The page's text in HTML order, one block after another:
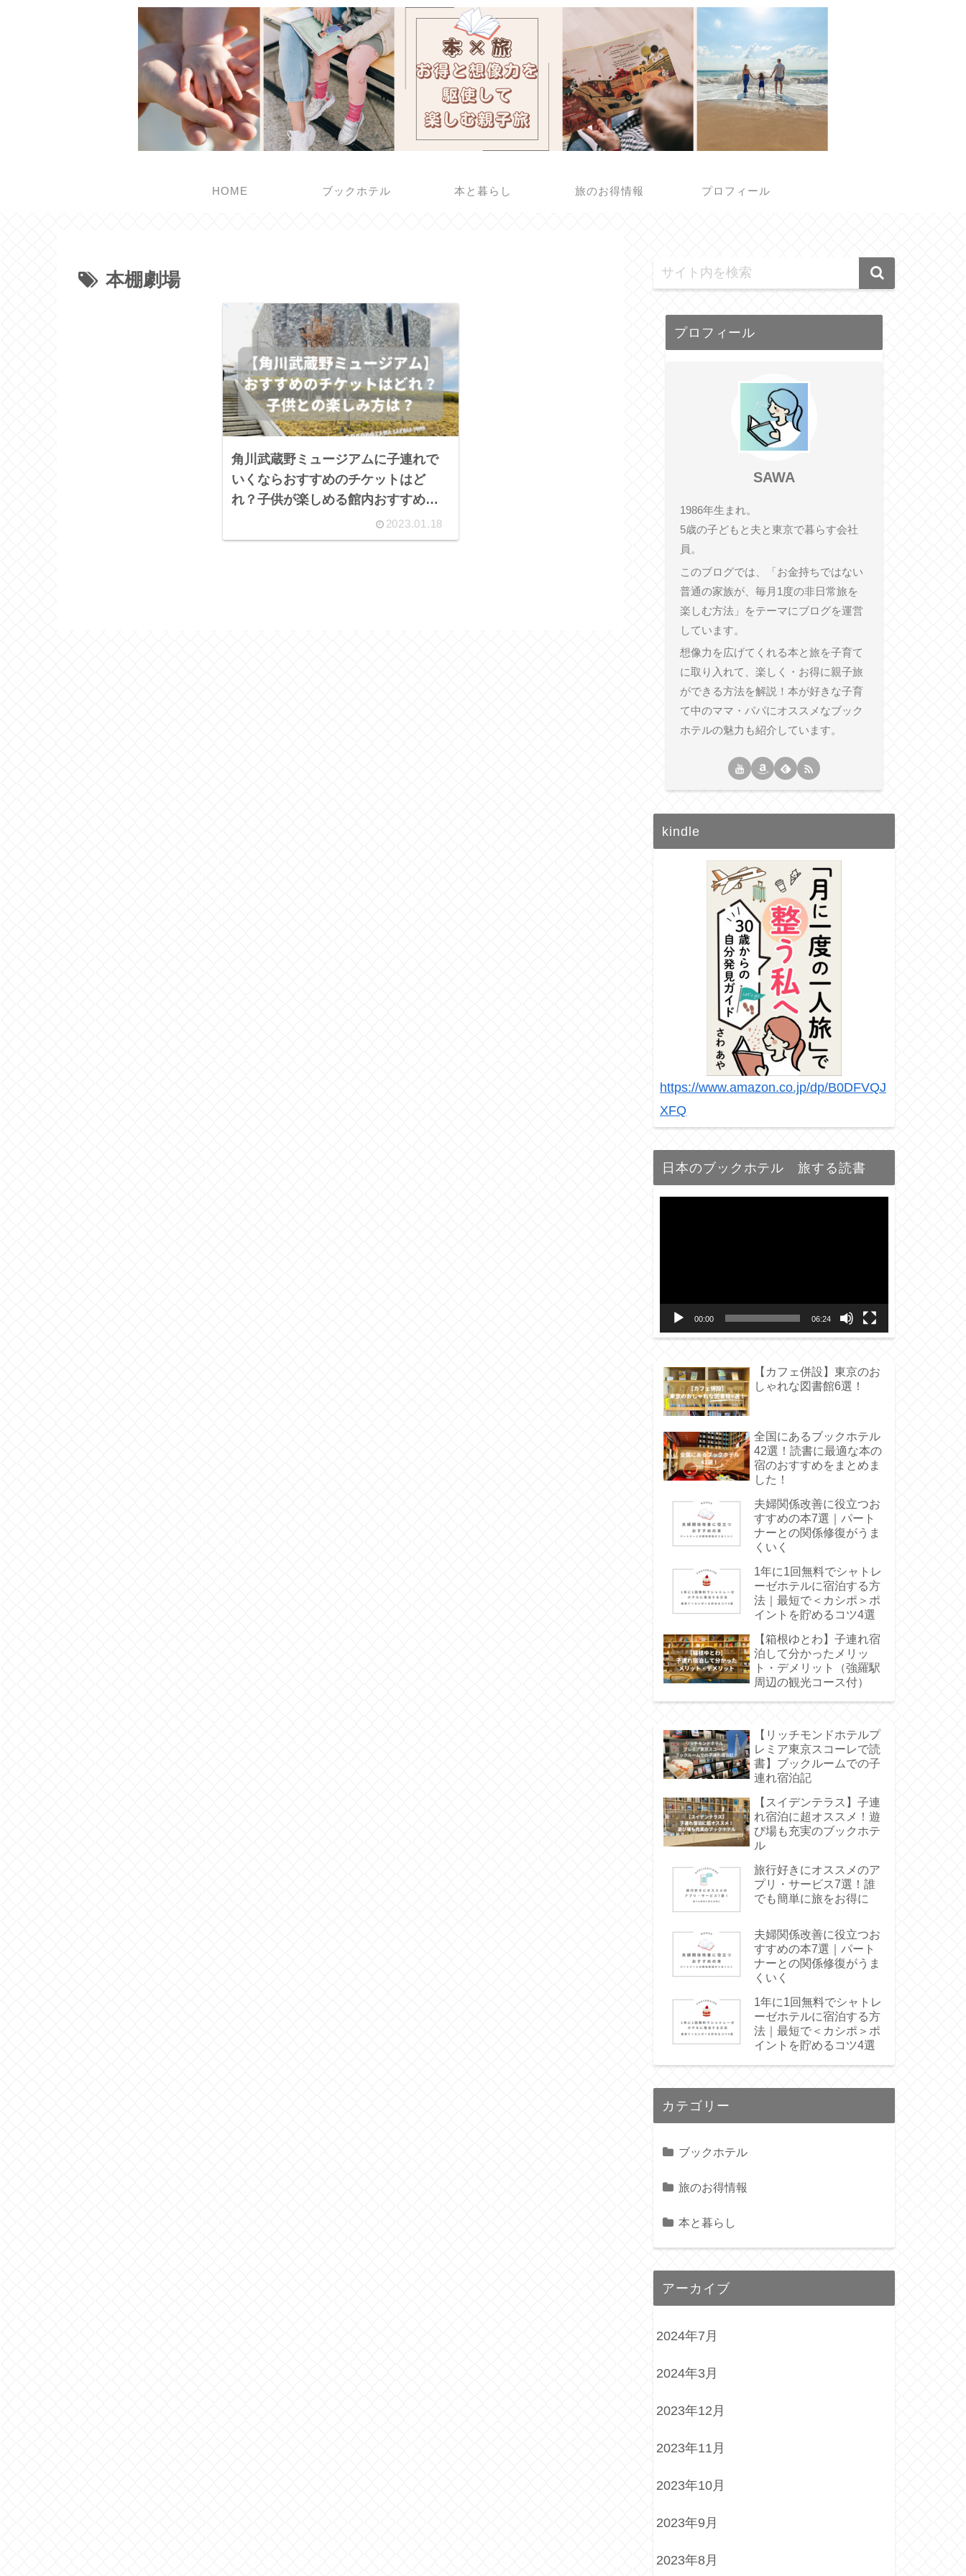
HOME ブックホテル 本と暮らし 旅のお得情報 プロフィール
本棚劇場
角川武蔵野ミュージアムに子連れで
いくならおすすめのチケットはど
れ？子供が楽しめる館内おすすめ探
2023.01.18
プロフィール
SAWA
1986年生まれ。
5歳の子どもと夫と東京で暮らす会社
員。
このブログでは、「お金持ちではない
普通の家族が、毎月1度の非日常旅を
楽しむ方法」をテーマにブログを運営
しています。
想像力を広げてくれる本と旅を子育て
に取り入れて、楽しく・お得に親子旅
ができる方法を解説！本が好きな子育
て中のママ・パパにオススメなブック
ホテルの魅力も紹介しています。
kindle
https://www.amazon.co.jp/dp/B0DFVQJ
XFQ
日本のブックホテル 旅する読書
00:00 06:24
【カフェ併設】東京のお
しゃれな図書館6選！
全国にあるブックホテル
42選！読書に最適な本の
宿のおすすめをまとめま
した！
夫婦関係改善に役立つお
すすめの本7選｜パート
ナーとの関係修復がうま
くいく
1年に1回無料でシャトレ
ーゼホテルに宿泊する方
法｜最短で＜カシポ＞ポ
イントを貯めるコツ4選
【箱根ゆとわ】子連れ宿
泊して分かったメリッ
ト・デメリット（強羅駅
周辺の観光コース付）
【リッチモンドホテルプ
レミア東京スコーレで読
書】ブックルームでの子
連れ宿泊記
【スイデンテラス】子連
れ宿泊に超オススメ！遊
び場も充実のブックホテ
ル
旅行好きにオススメのア
プリ・サービス7選！誰
でも簡単に旅をお得に
夫婦関係改善に役立つお
すすめの本7選｜パート
ナーとの関係修復がうま
くいく
1年に1回無料でシャトレ
ーゼホテルに宿泊する方
法｜最短で＜カシポ＞ポ
イントを貯めるコツ4選
カテゴリー
ブックホテル
旅のお得情報
本と暮らし
アーカイブ
2024年7月
2024年3月
2023年12月
2023年11月
2023年10月
2023年9月
2023年8月